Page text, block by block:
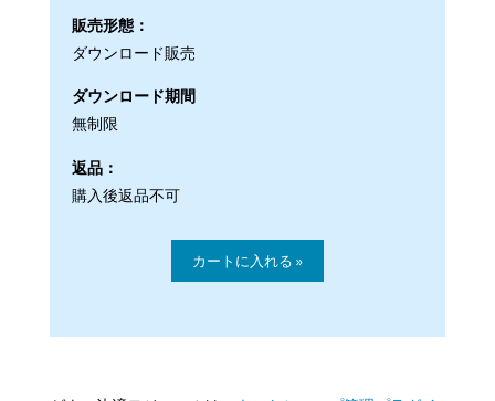
販売形態：
ダウンロード販売
ダウンロード期間
無制限
返品：
購入後返品不可